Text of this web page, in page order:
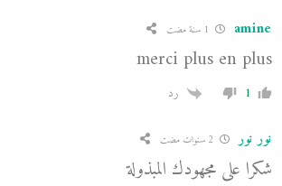
amine
merci plus en plus
1 رد
نور نور
شكرا على مجهودك المبذولة